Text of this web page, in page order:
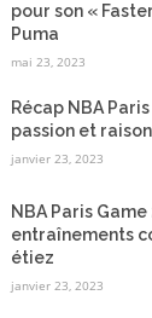
pour son «
Puma
mai 23, 2023
Récap NBA
passion et raison
janvier 23, 2023
NBA Paris Game
entraînements
étiez
janvier 23, 2023